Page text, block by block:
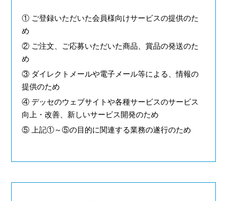
① ご登録いただいた会員様向けサービスの提供のた
め
② ご注文、ご応募いただいた商品、賞品の発送のた
め
③ ダイレクトメールや電子メール等による、情報の
提供のため
④ デッセのウェブサイトや各種サービスのサービス
向上・改善、新しいサービス開発のため
⑤ 上記①～⑤の目的に関連する業務の遂行のため